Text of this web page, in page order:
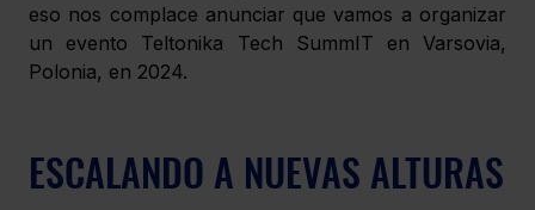
eso nos complace anunciar que vamos a organizar
un evento Teltonika Tech SummIT en Varsovia,
Polonia, en 2024.
ESCALANDO A NUEVAS ALTURAS